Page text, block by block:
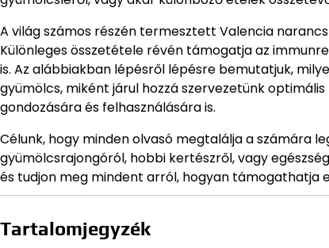
A világ számos részén termesztett Valencia
Különleges összetétele révén támogatja az
is. Az alábbiakban lépésről lépésre bemutatjuk,
gyümölcs, miként járul hozzá szervezetünk
gondozására és felhasználására is.
Célunk, hogy minden olvasó megtalálja a számára
gyümölcsrajongóról, hobbi kertészről, vagy
és tudjon meg mindent arról, hogyan támogathatja
Tartalomjegyzék